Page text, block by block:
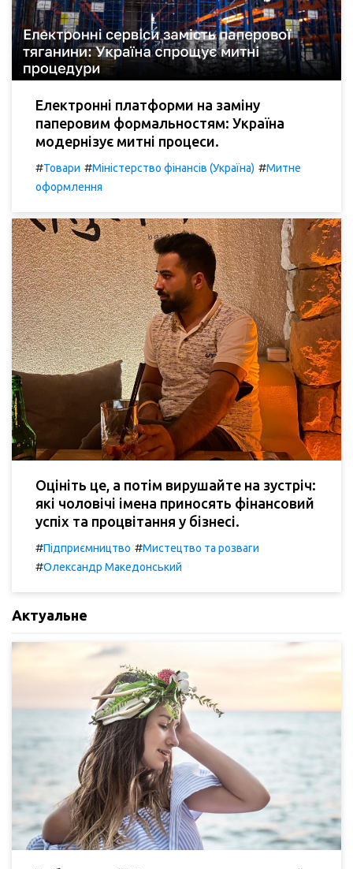
Електронні платформи на заміну
паперовим формальностям: Україна
модернізує митні процеси.
#Товари #Міністерство фінансів (Україна) #Митне
оформлення
Оцініть це, а потім вирушайте на зустріч:
які чоловічі імена приносять фінансовий
успіх та процвітання у бізнесі.
#Підприємництво #Мистецтво та розваги
#Олександр Македонський
Актуальне